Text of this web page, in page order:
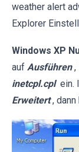
weather alert
Explorer
Windows XP
auf Ausführen ,
inetcpl.cpl ein.
Erweitert ,